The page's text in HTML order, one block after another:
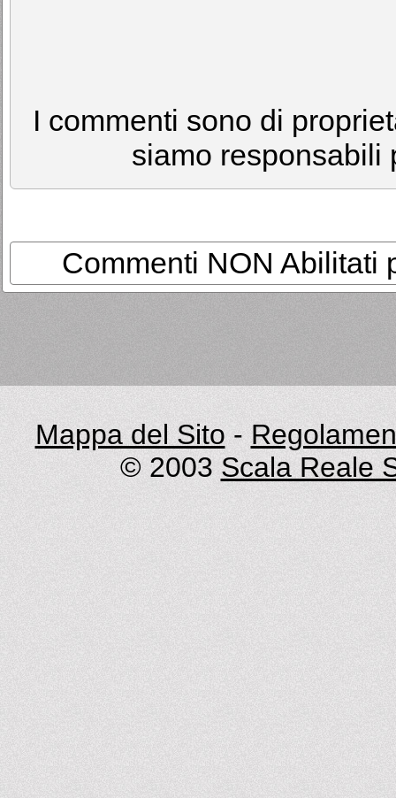
I commenti sono di
siamo responsabili
Commenti NON Abilitati
Mappa del Sito -
© 2003 Scala Reale